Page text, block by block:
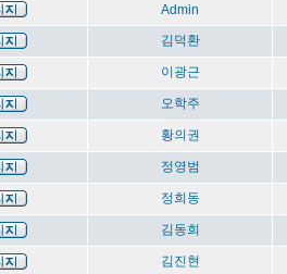
Admin
김덕환
이광근
오학주
황의권
정영범
정희동
김동희
김진현